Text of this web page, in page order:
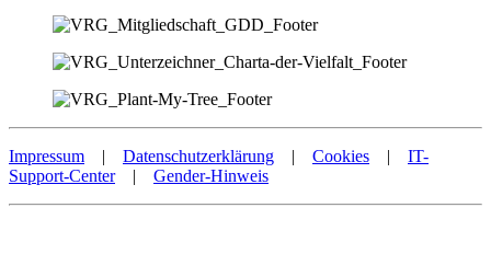
Impressum | Datenschutzerklärung | Cookies | IT-
Support-Center| Gender-Hinweis